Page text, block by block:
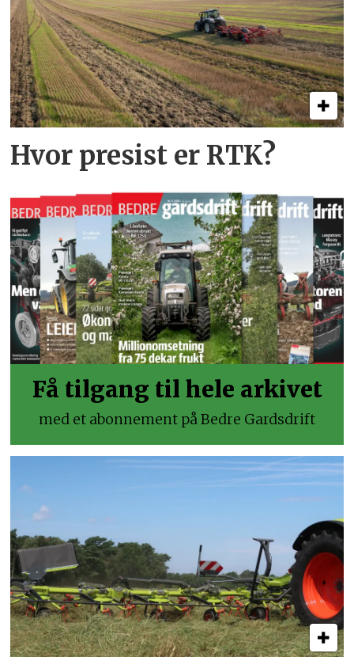
Hvor presist er RTK?
Få tilgang til hele arkivet
med et abonnement på Bedre Gardsdrift